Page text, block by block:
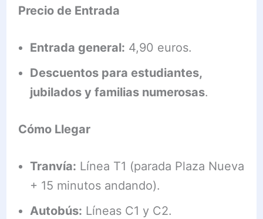
Precio de Entrada
Entrada general: 4,90 euros.
Descuentos para estudiantes,
jubilados y familias numerosas.
Cómo Llegar
Tranvía: Línea T1 (parada Plaza Nueva
+ 15 minutos andando).
Autobús: Líneas C1 y C2.